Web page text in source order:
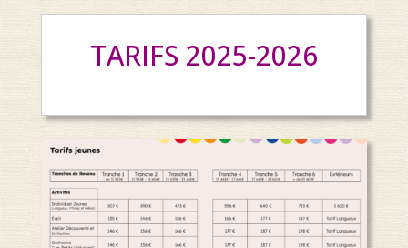
TARIFS 2025-2026